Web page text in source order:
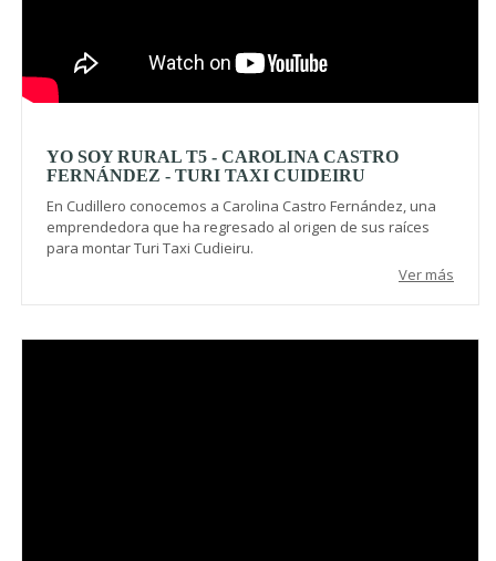
YO SOY RURAL T5 - CAROLINA CASTRO
FERNÁNDEZ - TURI TAXI CUIDEIRU
En Cudillero conocemos a Carolina Castro Fernández, una
emprendedora que ha regresado al origen de sus raíces
para montar Turi Taxi Cudieiru.
Ver más